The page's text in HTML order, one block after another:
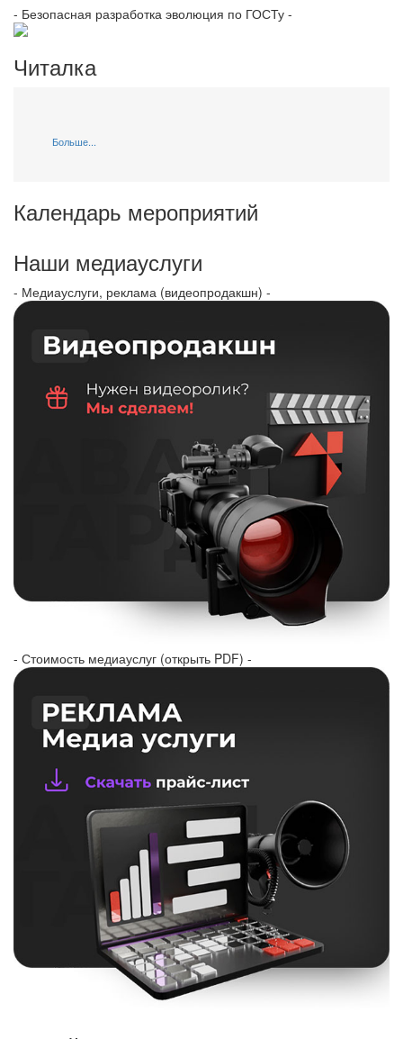
- Безопасная разработка эволюция по ГОСТу -
Читалка
Больше...
Календарь мероприятий
Наши медиауслуги
- Медиауслуги, реклама (видеопродакшн) -
- Стоимость медиауслуг (открыть PDF) -